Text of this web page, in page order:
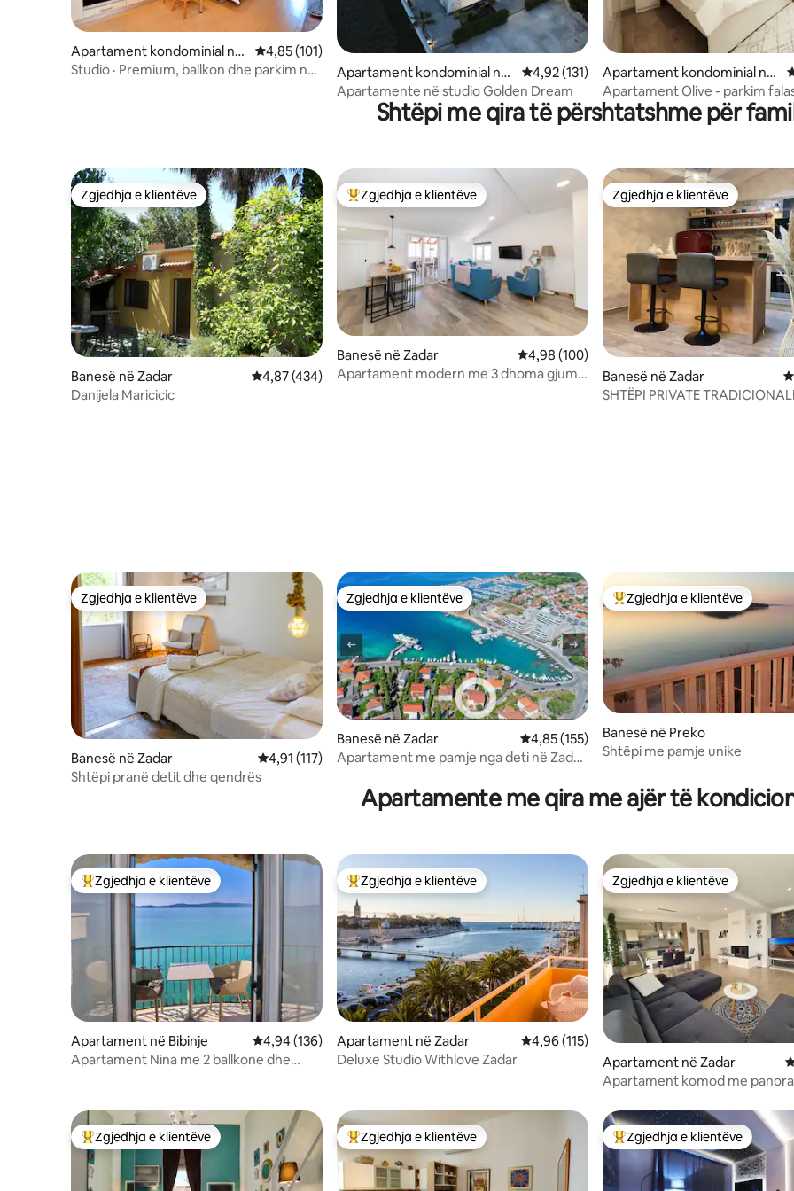
Apartament kondominial në
Zadar
Vlerësimi mesatar 4,85 nga 5, 101 vlerësime
4,85 (101)
Studio · Premium, ballkon dhe parkim në
Apartament kondominial në
Zadar
Vlerësimi mesatar 4,92 nga 5, 131 vlerësime
4,92 (131)
Apartamente në studio Golden Dream
Apartament kondominial në
Zadar
Apartament Olive - parkim
me vetëshërbim,
Shtëpi me qira të përshtatshme për
Zgjedhja e klientëve
Zgjedhja e klientëve
Banesë në Zadar Vlerësimi mesatar 4,87 nga 5, 434 vlerësime
4,87 (434)
Danijela Maricicic
Më të mirat e zgjedhjeve të klientëve
Zgjedhja e klientëve
Banesë në Zadar Vlerësimi mesatar 4,98 nga 5, 100 vlerësime
4,98 (100)
Apartament modern me 3 dhoma gjumi
Zgjedhja e klientëve
Zgjedhja e klientëve
Banesë në Zadar
SHTËPI PRIVATE
Zgjedhja e klientëve
Zgjedhja e klientëve
Banesë në Zadar Vlerësimi mesatar 4,91 nga 5, 117 vlerësime
4,91 (117)
Shtëpi pranë detit dhe qendrës
Zgjedhja e klientëve
Zgjedhja e klientëve
Banesë në Zadar Vlerësimi mesatar 4,85 nga 5, 155 vlerësime
4,85 (155)
Apartament me pamje nga deti në Zadar
Më të mirat e zgjedhjeve të
Zgjedhja e klientëve
Banesë në Preko
Shtëpi me pamje unike
Apartamente me qira me ajër të
Më të mirat e zgjedhjeve të klientëve
Zgjedhja e klientëve
Apartament në Bibinje Vlerësimi mesatar 4,94 nga 5, 136 vlerësime
4,94 (136)
Apartament Nina me 2 ballkone dhe
Më të mirat e zgjedhjeve të klientëve
Zgjedhja e klientëve
Apartament në Zadar Vlerësimi mesatar 4,96 nga 5, 115 vlerësime
4,96 (115)
Deluxe Studio Withlove Zadar
Zgjedhja e klientëve
Zgjedhja e klientëve
Apartament në Zadar
Apartament komod me
Më të mirat e zgjedhjeve të klientëve
Zgjedhja e klientëve Më të mirat e zgjedhjeve të klientëve
Zgjedhja e klientëve Më të mirat e zgjedhjeve të
Zgjedhja e klientëve